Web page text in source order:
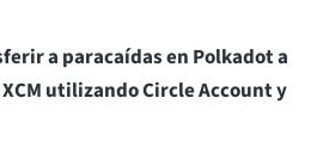
a paracaídas en Polkadot a
utilizando Circle Account y